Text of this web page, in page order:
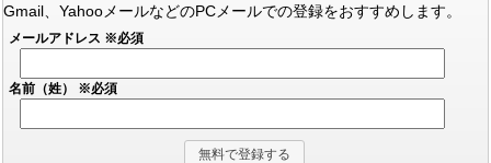
Gmail、YahooメールなどのPCメールでの登録をおすすめします。
メールアドレス ※必須
名前（姓） ※必須